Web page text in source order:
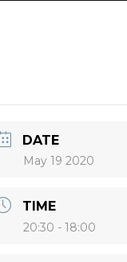
DATE
May 19 2020
TIME
20:30 - 18:00